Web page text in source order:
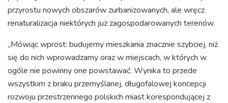
przyrostu nowych obszarów zurbanizowanych, ale wręcz
renaturalizacja niektórych już zagospodarowanych terenów.
„Mówiąc wprost: budujemy mieszkania znacznie szybciej, niż
się do nich wprowadzamy oraz w miejscach, w których w
ogóle nie powinny one powstawać. Wynika to przede
wszystkim z braku przemyślanej, długofalowej koncepcji
rozwoju przestrzennego polskich miast korespondującej z